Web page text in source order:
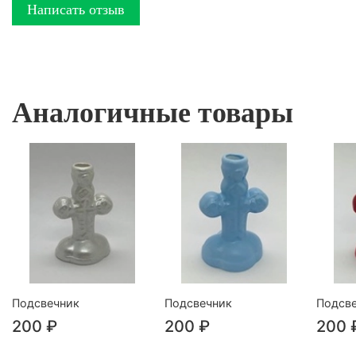
Написать отзыв
Аналогичные товары
Подсвечник
200 ₽
Подсвечник
200 ₽ 200